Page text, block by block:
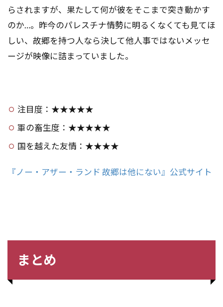
らされますが、果たして何が彼をそこまで突き動かす
のか…。昨今のパレスチナ情勢に明るくなくても見てほ
しい、故郷を持つ人なら決して他人事ではないメッセ
ージが映像に詰まっていました。
注目度：★★★★★
軍の畜生度：★★★★★
国を越えた友情：★★★★
『ノー・アザー・ランド 故郷は他にない』公式サイト
まとめ